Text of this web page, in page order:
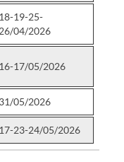
18-19-25-
26/04/2026
16-17/05/2026
31/05/2026
17-23-24/05/2026